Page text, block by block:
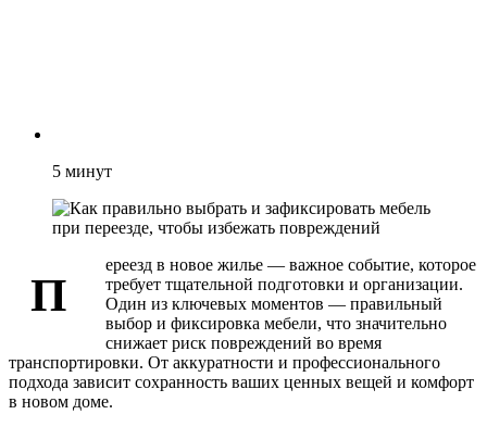
5 минут
П
ереезд в новое жилье — важное событие, которое
требует тщательной подготовки и организации.
Один из ключевых моментов — правильный
выбор и фиксировка мебели, что значительно
снижает риск повреждений во время
транспортировки. От аккуратности и профессионального
подхода зависит сохранность ваших ценных вещей и комфорт
в новом доме.